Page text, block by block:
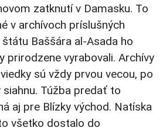
zatknutí v Damasku. To
v archívoch príslušných
Baššára al-Asada ho
prirodzene vyrabovali. Archívy
sú vždy prvou vecou, po
Túžba predať to
aj pre Blízky východ. Natíska
všetko dostalo do